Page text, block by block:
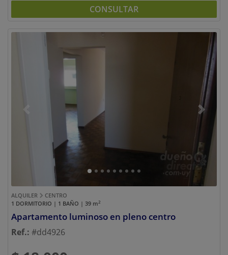
CONSULTAR
Next
ALQUILER
CENTRO
1 DORMITORIO | 1 BAÑO | 39 m2
Apartamento luminoso en pleno centro
Ref.: #dd4926